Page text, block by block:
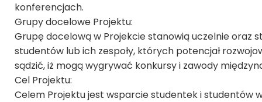
konferencjach.
Grupy docelowe Projektu:
Grupę docelową w Projekcie stanowią uczelnie oraz
studentów lub ich zespoły, których potencjał
sądzić, iż mogą wygrywać konkursy i zawody
Cel Projektu:
Celem Projektu jest wsparcie studentek i studentów